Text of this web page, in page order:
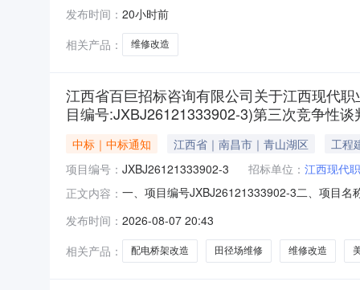
取时间：2026年08月08日09时00分至2026年
发布时间： 20小时前
相关产品：
维修改造
江西省百巨招标咨询有限公司关于江西现代
目编号:JXBJ26121333902-3)第三次竞争性谈
中标｜中标通知 江西省｜南昌市｜青山湖区
工程
项目编号： JXBJ26121333902-3 招标单位： 江西现代
正文内容： 一、项目编号JXBJ26121333902-3二、项目名
交）金额（元）\（%）：1560000.00四、主
造、
发布时间： 2026-08-07 20:43
相关产品：
配电桥架改造 田径场维修 维修改造